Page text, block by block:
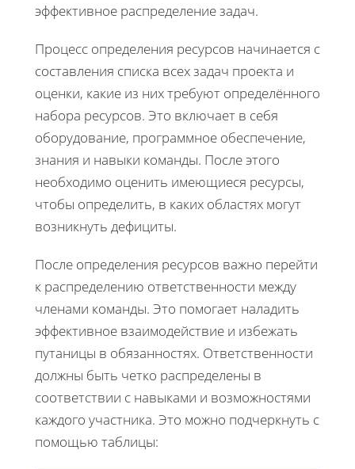
эффективное распределение задач.
Процесс определения ресурсов начинается с
составления списка всех задач проекта и
оценки, какие из них требуют определённого
набора ресурсов. Это включает в себя
оборудование, программное обеспечение,
знания и навыки команды. После этого
необходимо оценить имеющиеся ресурсы,
чтобы определить, в каких областях могут
возникнуть дефициты.
После определения ресурсов важно перейти
к распределению ответственности между
членами команды. Это помогает наладить
эффективное взаимодействие и избежать
путаницы в обязанностях. Ответственности
должны быть четко распределены в
соответствии с навыками и возможностями
каждого участника. Это можно подчеркнуть с
помощью таблицы: